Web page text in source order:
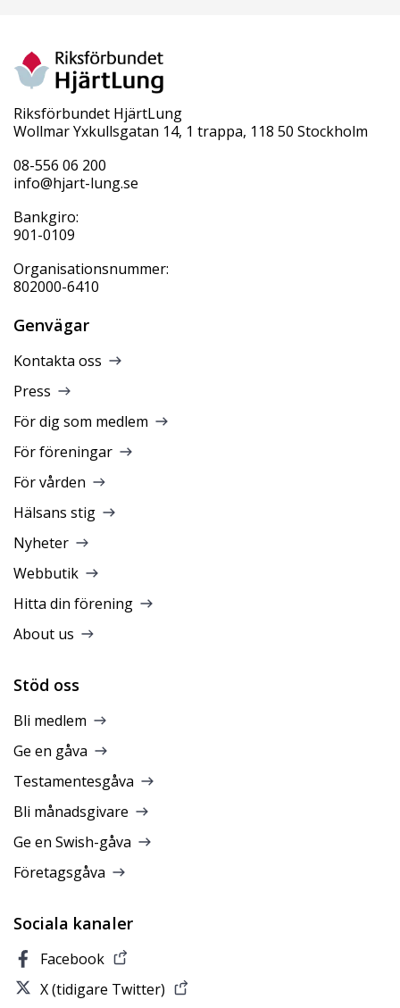
Riksförbundet HjärtLung
Wollmar Yxkullsgatan 14, 1 trappa, 118 50 Stockholm
08-556 06 200
info@hjart-lung.se
Bankgiro:
901-0109
Organisationsnummer:
802000-6410
Genvägar
Kontakta oss
Press
För dig som medlem
För föreningar
För vården
Hälsans stig
Nyheter
Webbutik
Hitta din förening
About us
Stöd oss
Bli medlem
Ge en gåva
Testamentesgåva
Bli månadsgivare
Ge en Swish-gåva
Företagsgåva
Sociala kanaler
Facebook
X (tidigare Twitter)